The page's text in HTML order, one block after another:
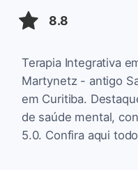
8.8
Terapia Integrativa
Martynetz - antigo
em Curitiba.
de saúde mental,
5.0. Confira aqui